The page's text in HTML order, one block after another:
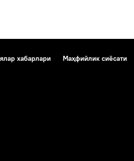
хабарлари Маҳфийлик сиёсати